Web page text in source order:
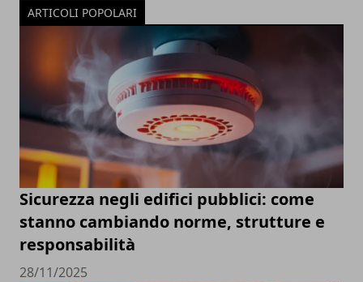
ARTICOLI POPOLARI
Sicurezza negli edifici pubblici: come
stanno cambiando norme, strutture e
responsabilità
28/11/2025